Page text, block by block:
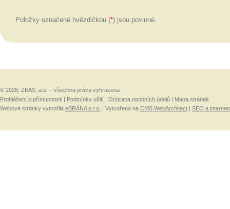
Položky označené hvězdičkou (*) jsou povinné.
© 2026, ZEAS, a.s. – všechna práva vyhrazena
Prohlášení o přístupnosti | Podmínky užití | Ochrana osobních údajů | Mapa stránek
Webové stránky vytvořila eBRÁNA s.r.o. | Vytvořeno na CMS WebArchitect | SEO a